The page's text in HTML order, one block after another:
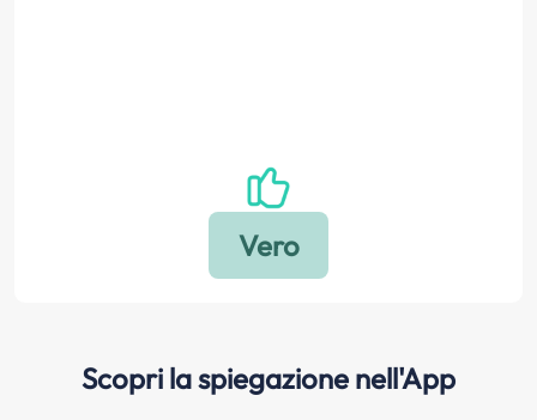
Scopri la spiegazione nell'App